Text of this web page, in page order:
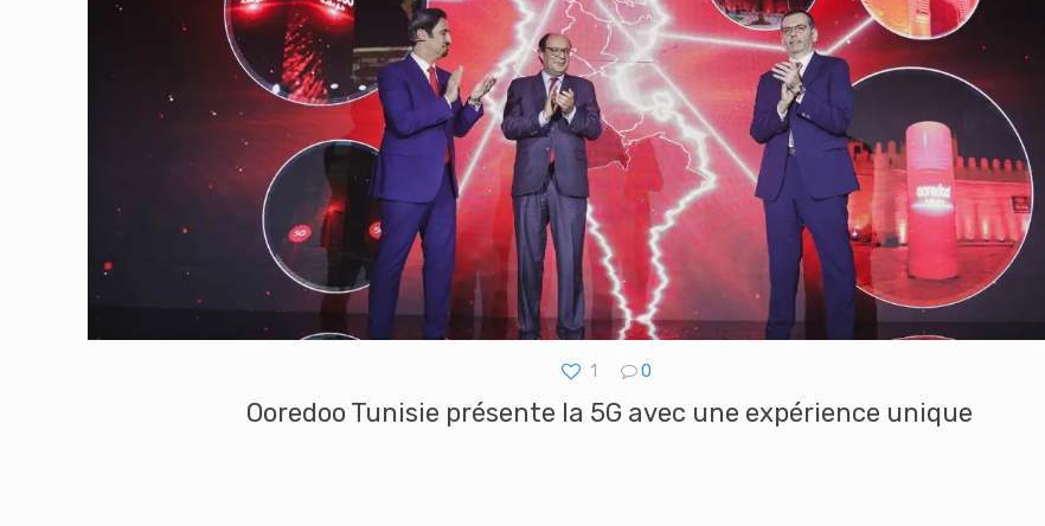
1 0
Ooredoo Tunisie présente la 5G avec une expérience unique